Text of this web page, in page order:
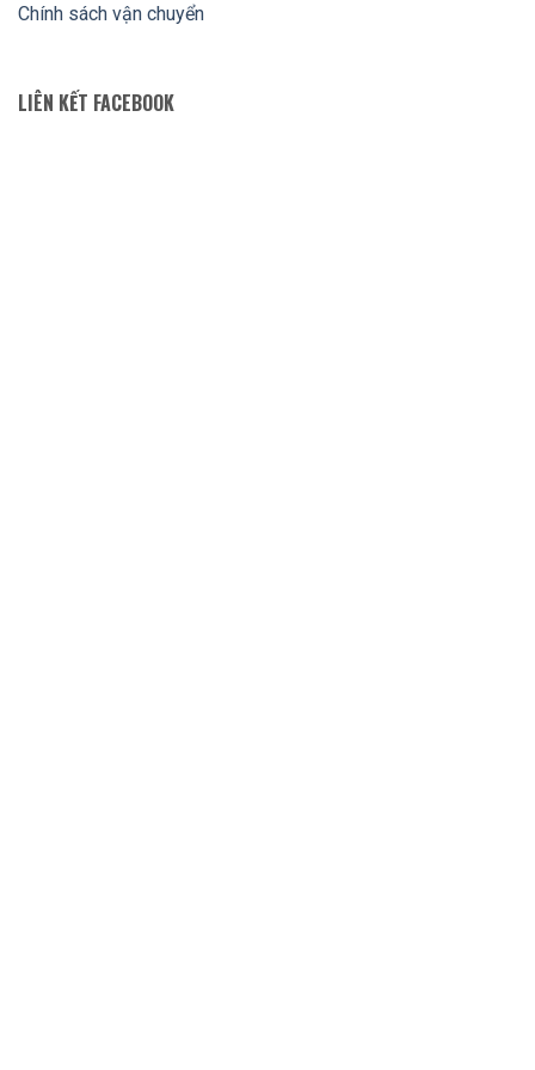
Chính sách vận chuyển
LIÊN KẾT FACEBOOK